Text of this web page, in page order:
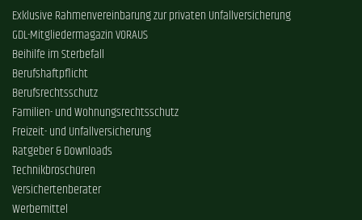
Exklusive Rahmenvereinbarung zur privaten Unfallversicherung
GDL-Mitgliedermagazin VORAUS
Beihilfe im Sterbefall
Berufshaftpflicht
Berufsrechtsschutz
Familien- und Wohnungsrechtsschutz
Freizeit- und Unfallversicherung
Ratgeber & Downloads
Technikbroschüren
Versichertenberater
Werbemittel